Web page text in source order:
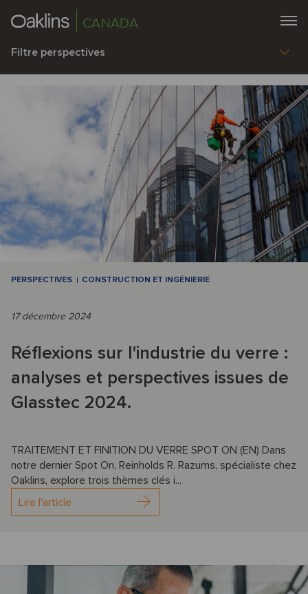
CANADA
Filtre perspectives
PERSPECTIVES CONSTRUCTION ET INGÉNIERIE
17 décembre 2024
Réflexions sur l'industrie du verre :
analyses et perspectives issues de
Glasstec 2024.
TRAITEMENT ET FINITION DU VERRE SPOT ON (EN) Dans
notre dernier Spot On, Reinholds R. Razums, spécialiste chez
Oaklins, explore trois thèmes clés i...
Lire l'article